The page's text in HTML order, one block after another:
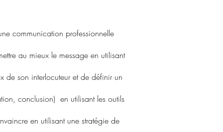
communication professionnelle
au mieux le message en utilisant
de son interlocuteur et de définir un
conclusion) en utilisant les outils
en utilisant une stratégie de